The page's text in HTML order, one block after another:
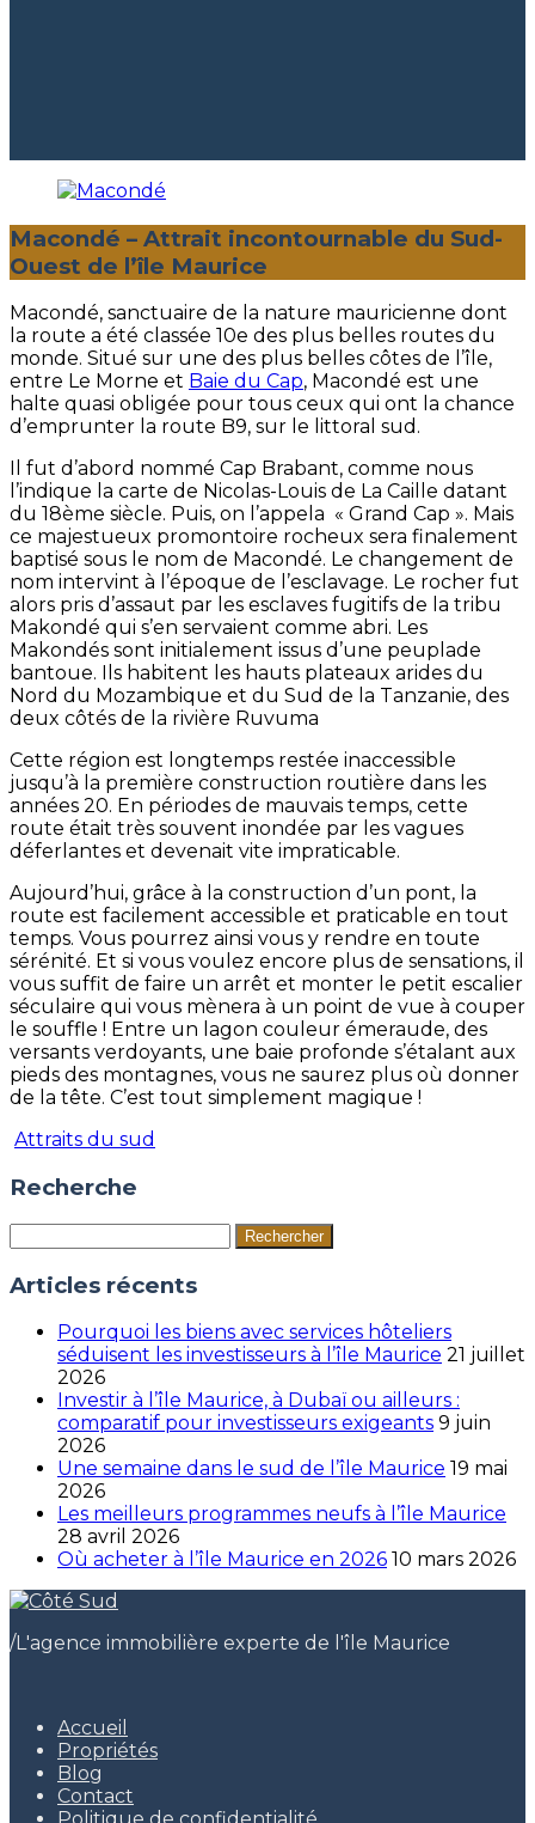
Macondé – Attrait incontournable du Sud-
Ouest de l’île Maurice
Macondé, sanctuaire de la nature mauricienne dont
la route a été classée 10e des plus belles routes du
monde. Situé sur une des plus belles côtes de l’île,
entre Le Morne et Baie du Cap, Macondé est une
halte quasi obligée pour tous ceux qui ont la chance
d’emprunter la route B9, sur le littoral sud.
Il fut d’abord nommé Cap Brabant, comme nous
l’indique la carte de Nicolas-Louis de La Caille datant
du 18ème siècle. Puis, on l’appela « Grand Cap ». Mais
ce majestueux promontoire rocheux sera finalement
baptisé sous le nom de Macondé. Le changement de
nom intervint à l’époque de l’esclavage. Le rocher fut
alors pris d’assaut par les esclaves fugitifs de la tribu
Makondé qui s’en servaient comme abri. Les
Makondés sont initialement issus d’une peuplade
bantoue. Ils habitent les hauts plateaux arides du
Nord du Mozambique et du Sud de la Tanzanie, des
deux côtés de la rivière Ruvuma
Cette région est longtemps restée inaccessible
jusqu’à la première construction routière dans les
années 20. En périodes de mauvais temps, cette
route était très souvent inondée par les vagues
déferlantes et devenait vite impraticable.
Aujourd’hui, grâce à la construction d’un pont, la
route est facilement accessible et praticable en tout
temps. Vous pourrez ainsi vous y rendre en toute
sérénité. Et si vous voulez encore plus de sensations, il
vous suffit de faire un arrêt et monter le petit escalier
séculaire qui vous mènera à un point de vue à couper
le souffle ! Entre un lagon couleur émeraude, des
versants verdoyants, une baie profonde s’étalant aux
pieds des montagnes, vous ne saurez plus où donner
de la tête. C’est tout simplement magique !
Attraits du sud
Recherche
Articles récents
Pourquoi les biens avec services hôteliers
séduisent les investisseurs à l’île Maurice 21 juillet
2026
Investir à l’île Maurice, à Dubaï ou ailleurs :
comparatif pour investisseurs exigeants 9 juin
2026
Une semaine dans le sud de l’île Maurice 19 mai
2026
Les meilleurs programmes neufs à l’île Maurice
28 avril 2026
Où acheter à l’île Maurice en 2026 10 mars 2026
/L'agence immobilière experte de l'île Maurice
Accueil
Propriétés
Blog
Contact